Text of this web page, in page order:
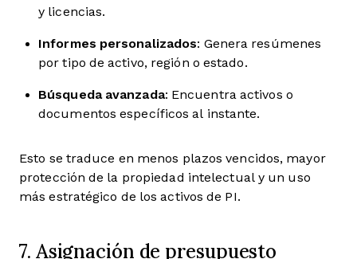
y licencias.
Informes personalizados: Genera resúmenes
por tipo de activo, región o estado.
Búsqueda avanzada: Encuentra activos o
documentos específicos al instante.
Esto se traduce en menos plazos vencidos, mayor
protección de la propiedad intelectual y un uso
más estratégico de los activos de PI.
7. Asignación de presupuesto